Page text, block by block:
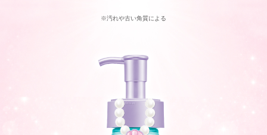
※汚れや古い角質による